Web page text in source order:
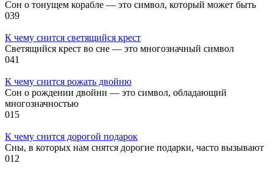
Сон о тонущем корабле — это символ, который может быть
039
К чему снится светящийся крест
Светящийся крест во сне — это многозначный символ
041
К чему снится рожать двойню
Сон о рождении двойни — это символ, обладающий
многозначностью
015
К чему снится дорогой подарок
Сны, в которых нам снятся дорогие подарки, часто вызывают
012